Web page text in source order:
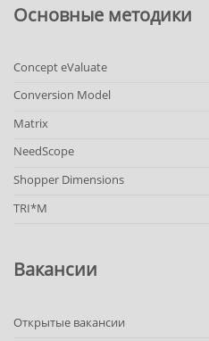
Основные методики
Concept eValuate
Conversion Model
Matrix
NeedScope
Shopper Dimensions
TRI*M
Вакансии
Открытые вакансии